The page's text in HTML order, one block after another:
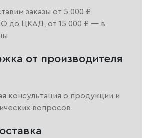
заказы от 5 000 ₽
до ЦКАД, от 15 000 ₽ — в
от производителя
консультация о продукции и
вопросов